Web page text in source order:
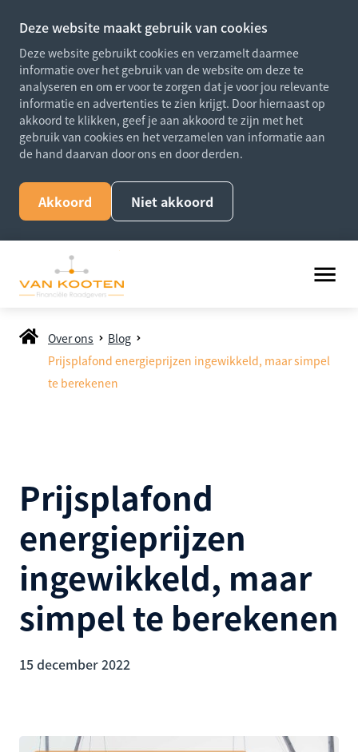
Deze website maakt gebruik van cookies
Deze website gebruikt cookies en verzamelt daarmee
informatie over het gebruik van de website om deze te
analyseren en om er voor te zorgen dat je voor jou relevante
informatie en advertenties te zien krijgt. Door hiernaast op
akkoord te klikken, geef je aan akkoord te zijn met het
gebruik van cookies en het verzamelen van informatie aan
de hand daarvan door ons en door derden.
Akkoord Niet akkoord
Over ons
Blog
Prijsplafond energieprijzen ingewikkeld, maar simpel
te berekenen
Prijsplafond
energieprijzen
ingewikkeld, maar
simpel te berekenen
15 december 2022